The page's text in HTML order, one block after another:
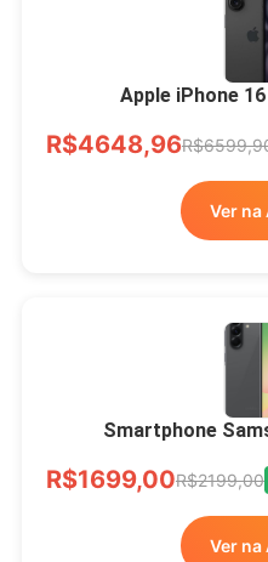
Apple iPhone
R$4648,96
Ver na
Smartphone
R$1699,00R$2199,00
Ver na